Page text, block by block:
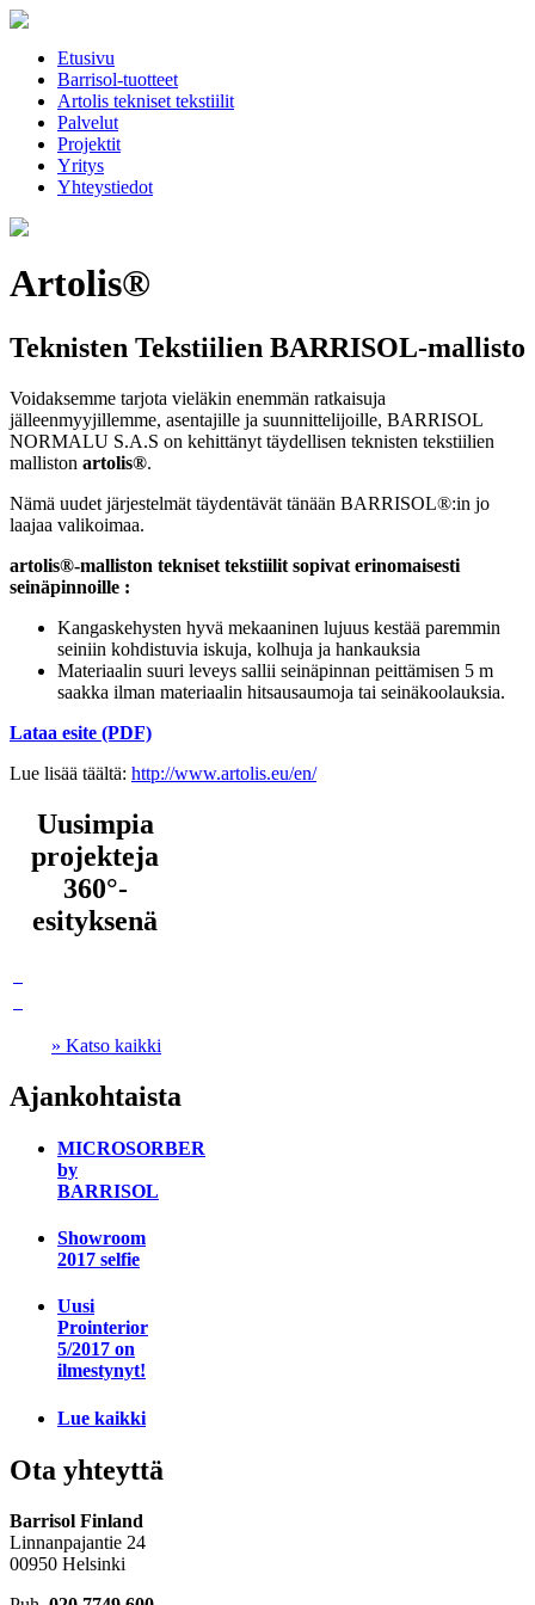
Etusivu
Barrisol-tuotteet
Artolis tekniset tekstiilit
Palvelut
Projektit
Yritys
Yhteystiedot
Artolis®
Teknisten Tekstiilien BARRISOL-mallisto
Voidaksemme tarjota vieläkin enemmän ratkaisuja
jälleenmyyjillemme, asentajille ja suunnittelijoille, BARRISOL
NORMALU S.A.S on kehittänyt täydellisen teknisten tekstiilien
malliston artolis®.
Nämä uudet järjestelmät täydentävät tänään BARRISOL®:in jo
laajaa valikoimaa.
artolis®-malliston tekniset tekstiilit sopivat erinomaisesti
seinäpinnoille :
Kangaskehysten hyvä mekaaninen lujuus kestää paremmin
seiniin kohdistuvia iskuja, kolhuja ja hankauksia
Materiaalin suuri leveys sallii seinäpinnan peittämisen 5 m
saakka ilman materiaalin hitsausaumoja tai seinäkoolauksia.
Lataa esite (PDF)
Lue lisää täältä: http://www.artolis.eu/en/
Uusimpia
projekteja
360°-
esityksenä
» Katso kaikki
Ajankohtaista
MICROSORBER
by
BARRISOL
Showroom
2017 selfie
Uusi
Prointerior
5/2017 on
ilmestynyt!
Lue kaikki
Ota yhteyttä
Barrisol Finland
Linnanpajantie 24
00950 Helsinki